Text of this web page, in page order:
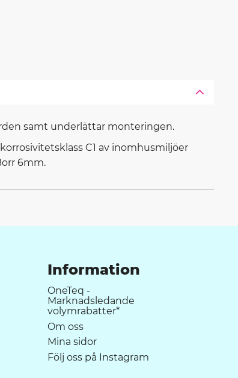
samt underlättar monteringen.
C1 av inomhusmiljöer
6mm.
Information
OneTeq -
Marknadsledande
volymrabatter*
Om oss
Mina sidor
Följ oss på Instagram